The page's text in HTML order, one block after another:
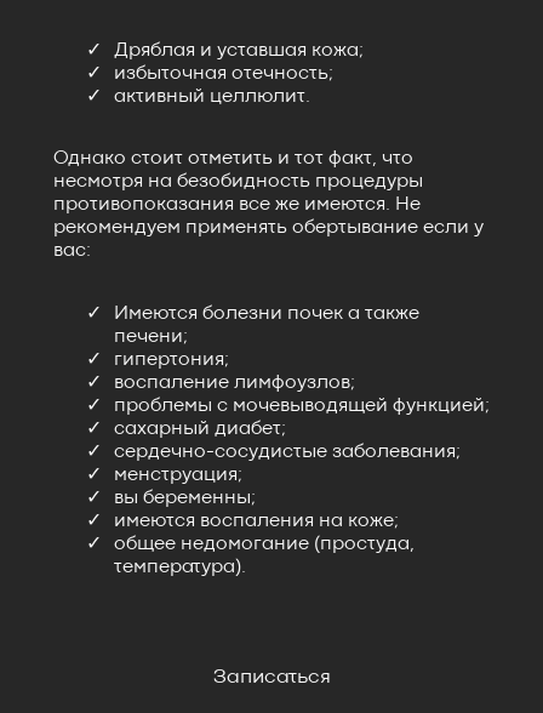
Дряблая и уставшая кожа;
избыточная отечность;
активный целлюлит.
Однако стоит отметить и тот факт, что
несмотря на безобидность процедуры
противопоказания все же имеются. Не
рекомендуем применять обертывание если у
вас:
Имеются болезни почек а также
печени;
гипертония;
воспаление лимфоузлов;
проблемы с мочевыводящей функцией;
сахарный диабет;
сердечно-сосудистые заболевания;
менструация;
вы беременны;
имеются воспаления на коже;
общее недомогание (простуда,
температура).
Записаться